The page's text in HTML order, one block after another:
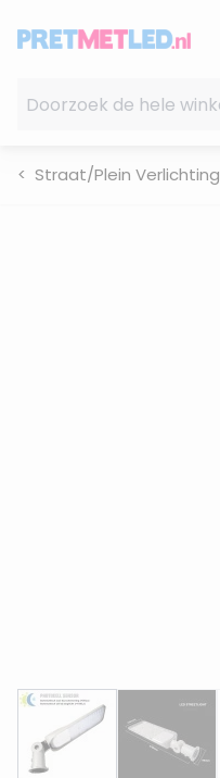
Straat/Plein Verlichting